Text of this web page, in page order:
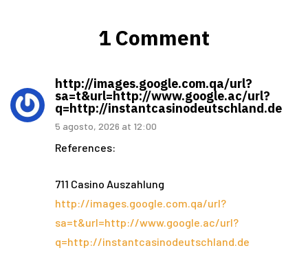
1 Comment
http://images.google.com.qa/url?
sa=t&url=http://www.google.ac/url?
q=http://instantcasinodeutschland.de
5 agosto, 2026 at 12:00
References:
711 Casino Auszahlung
http://images.google.com.qa/url?
sa=t&url=http://www.google.ac/url?
q=http://instantcasinodeutschland.de